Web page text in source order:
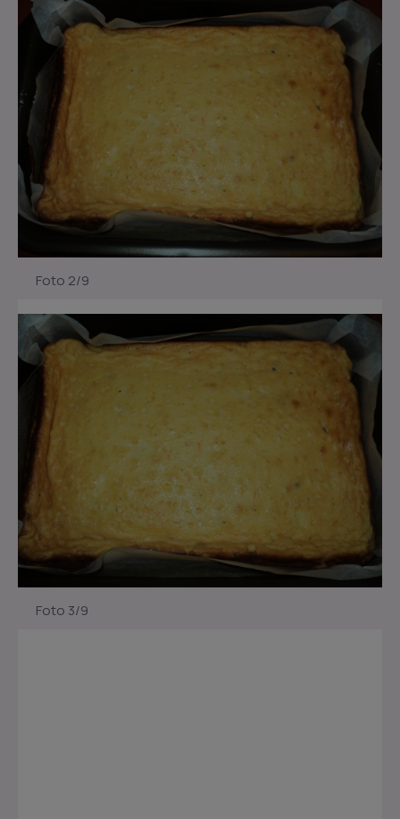
Foto 2/9
Foto 3/9